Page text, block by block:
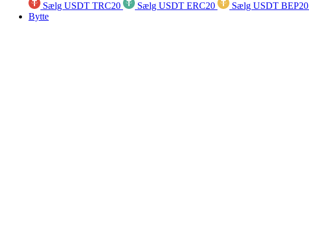
Sælg USDT TRC20
Sælg USDT ERC20 Sælg USDT BEP20
Bytte